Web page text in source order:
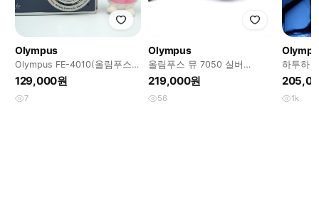
Olympus
Olympus FE-4010(올림푸스
FE-4010)
129,000원
7
Olympus
올림푸스 뮤 7050 실버
Olympus Mju 7050
219,000원
56
하투하
뮤 7040
1k